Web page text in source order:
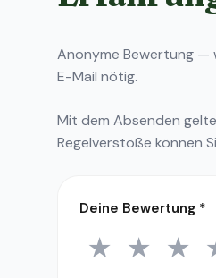
Anonyme Bewertung —
E-Mail nötig.
Mit dem Absenden
Regelverstöße können
Deine Bewertung *
1 Stern
★ 2
★ 3
★